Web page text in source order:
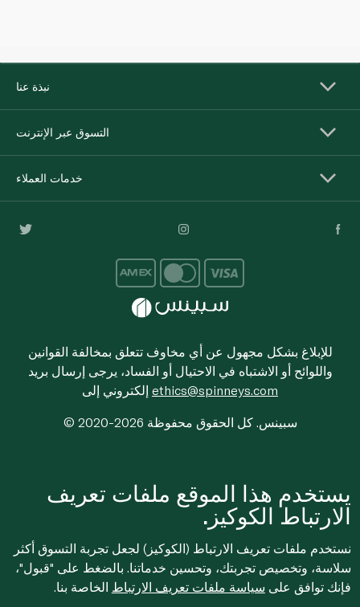
نبذة عنا
التسوق عبر الإنترنت
خدمات العملاء
للإبلاغ بشكل مجهول عن أي مخاوف تتعلق بمخالفة القوانين
واللوائح أو الاشتباه في الاحتيال أو الفساد، يرجى إرسال بريد
ethics@spinneys.com
© 2020-2026 سبينس. كل الحقوق محفوظة
يستخدم هذا الموقع ملفات تعريف
الارتباط الكوكيز.
نستخدم ملفات تعريف الارتباط (الكوكيز) لجعل تجربة التسوق أكثر
سلاسة، وتخصيص تجربتك، وتحسين خدماتنا. بالضغط على "قبول"،
فإنك توافق على سياسة ملفات تعريف الارتباط الخاصة بنا.